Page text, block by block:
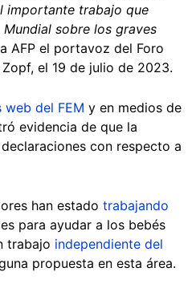
importante trabajo que
sobre los graves
AFP el portavoz del Foro
el 19 de julio de 2023.
web del FEM y en medios de
evidencia de que la
con respecto a
han estado trabajando
para ayudar a los bebés
trabajo independiente del
propuesta en esta área.